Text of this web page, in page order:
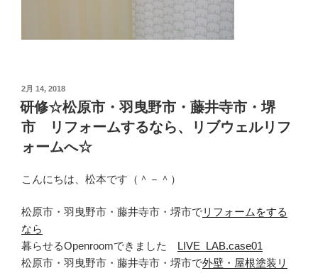
投
稿
日:
2月 14, 2018
研修☆松原市・羽曳野市・藤井寺市・堺
市 リフォームするなら、リブウェルリフ
ォームへ☆
こんにちは、松本です（＾－＾）
松原市・羽曳野市・藤井寺市・堺市でリフォームをする
なら
暮らせるOpenroomできました LIVE_LAB.case01
松原市・羽曳野市・藤井寺市・堺市で外壁・屋根塗装リ